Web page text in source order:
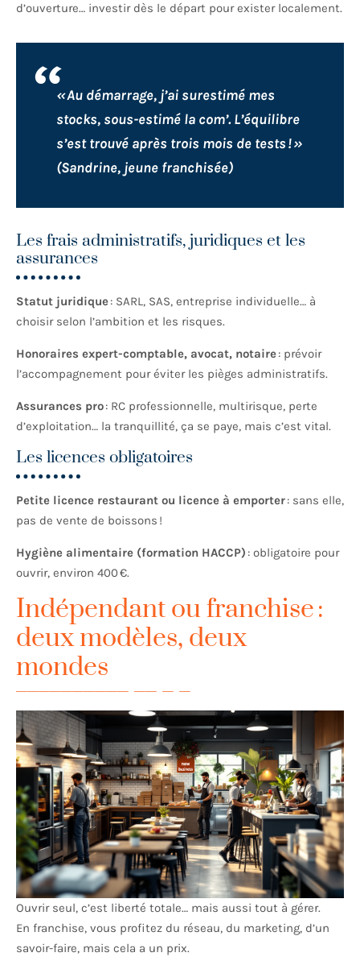
d’ouverture… investir dès le départ pour exister localement.
« Au démarrage, j’ai surestimé mes
stocks, sous-estimé la com’. L’équilibre
s’est trouvé après trois mois de tests ! »
(Sandrine, jeune franchisée)
Les frais administratifs, juridiques et les
assurances
Statut juridique: SARL, SAS, entreprise individuelle… à
choisir selon l’ambition et les risques.
Honoraires expert-comptable, avocat, notaire: prévoir
l’accompagnement pour éviter les pièges administratifs.
Assurances pro: RC professionnelle, multirisque, perte
d’exploitation… la tranquillité, ça se paye, mais c’est vital.
Les licences obligatoires
Petite licence restaurant ou licence à emporter: sans elle,
pas de vente de boissons !
Hygiène alimentaire (formation HACCP) : obligatoire pour
ouvrir, environ 400 €.
Indépendant ou franchise :
deux modèles, deux
mondes
Ouvrir seul, c’est liberté totale… mais aussi tout à gérer.
En franchise, vous profitez du réseau, du marketing, d’un
savoir-faire, mais cela a un prix.